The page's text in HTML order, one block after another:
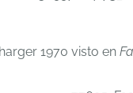
1970 visto en